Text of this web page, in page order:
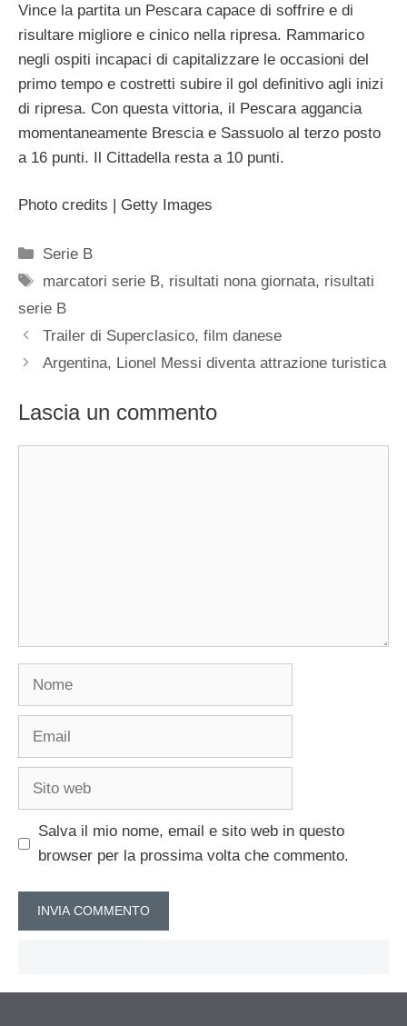
Vince la partita un Pescara capace di soffrire e di
risultare migliore e cinico nella ripresa. Rammarico
negli ospiti incapaci di capitalizzare le occasioni del
primo tempo e costretti subire il gol definitivo agli inizi
di ripresa. Con questa vittoria, il Pescara aggancia
momentaneamente Brescia e Sassuolo al terzo posto
a 16 punti. Il Cittadella resta a 10 punti.
Photo credits | Getty Images
Categorie
Serie B
Tag
marcatori serie B, risultati nona giornata, risultati
serie B
Trailer di Superclasico, film danese
Argentina, Lionel Messi diventa attrazione turistica
Lascia un commento
Nome
Email
Sito
Salva il mio nome, email e sito web in questo
browser per la prossima volta che commento.